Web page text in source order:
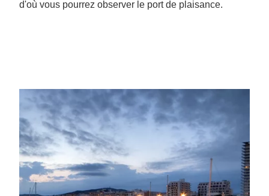
d'où vous pourrez observer le port de plaisance.